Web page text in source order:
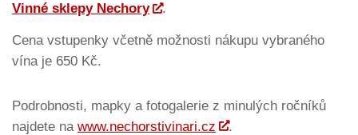
Vinné sklepy Nechory
.
Cena vstupenky včetně možnosti nákupu vybraného
vína je 650 Kč.
Podrobnosti, mapky a fotogalerie z minulých ročníků
najdete na www.nechorstivinari.cz .